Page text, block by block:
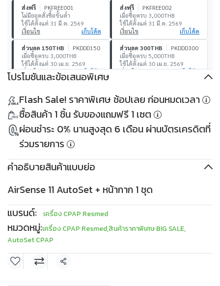
ส่งฟรี
PKFREE001
ไม่มียอดสั่งซื้อขั้นต่ำ
ใช้ได้ตั้งแต่ 31 มี.ค. 2569
เงื่อนไข
เก็บโค้ด
ส่งฟรี
PKFREE002
เมื่อซื้อครบ 3,000THB
ใช้ได้ตั้งแต่ 31 มี.ค. 2569
เงื่อนไข
เก็บโค้ด
ส่วนลด 150THB
PKDDD150
เมื่อซื้อครบ 3,000THB
ใช้ได้ตั้งแต่ 30 เม.ย. 2569
เงื่อนไข
เก็บโค้ด
ส่วนลด 300THB
PKDDD300
เมื่อซื้อครบ 5,000THB
ใช้ได้ตั้งแต่ 30 เม.ย. 2569
เงื่อนไข
เก็บโค้ด
เมื่อซื้อครบ 10,000THB
ใช้ได้ตั้งแต่ 30 เม.ย. 2569
เงื่อนไข
เก็บโค้ด
PKDDD1000
เมื่อซื้อครบ 30,000THB
ใช้ได้ตั้งแต่ 30 เม.ย. 2569
เงื่อนไข
โปรโมชันและข้อเสนอพิเศษ
Flash Sale! ราคาพิเศษ ช้อปเลย ก่อนหมดเวลา
ซื้อสินค้า 1 ชิ้น รับของแถมฟรี 1 เซต
ผ่อนชำระ 0% นานสูงสุด 6 เดือน ผ่านบัตรเครดิตที่
ร่วมรายการ
คำอธิบายสินค้าแบบย่อ
AirSense 11 AutoSet + หน้ากาก 1 ชุด
แบรนด์:
เครื่อง CPAP Resmed
หมวดหมู่:เครื่อง CPAP Resmed,สินค้าราคาพิเศษ BIG SALE,
AutoSet CPAP
แชร์